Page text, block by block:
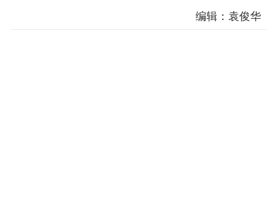
政工继续教育学
编辑：袁俊华